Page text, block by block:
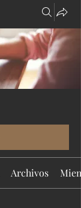
Archivos